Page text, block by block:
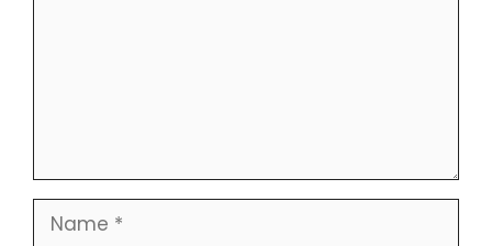
Name